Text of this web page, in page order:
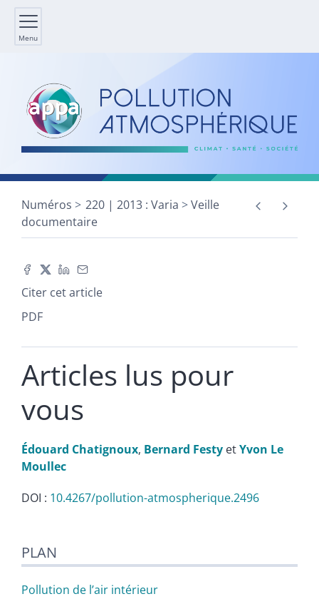
Menu
Numéros 220 | 2013 : Varia
Veille
documentaire
Citer cet article
PDF
Articles lus pour
vous
Édouard Chatignoux, Bernard Festy etYvon Le
Moullec
DOI : 10.4267/pollution-atmospherique.2496
Texte
Citer cet article
Auteurs
PLAN
Pollution de l’air intérieur